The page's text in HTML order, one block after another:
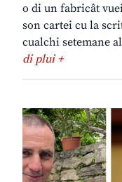
o di un fabricât
son cartei cu la
cualchi setemane
di plui +